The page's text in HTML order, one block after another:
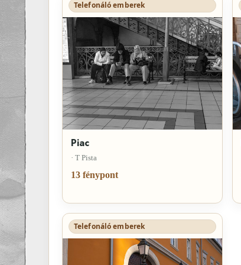
Telefonáló emberek
Piac
· T Pista
13 fénypont
Telefonáló emberek